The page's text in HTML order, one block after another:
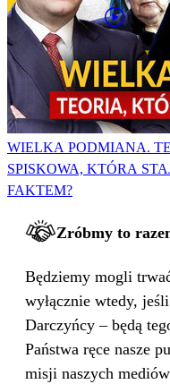
WIELKA PODMIANA.
SPISKOWA, KTÓRA
FAKTEM?
Zróbmy to
Będziemy mogli
wyłącznie wtedy,
Darczyńcy – będą
Państwa ręce nasze
misji naszych